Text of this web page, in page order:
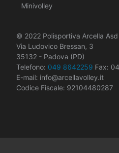
Minivolley
© 2022 Polisportiva Arcella
Via Ludovico Bressan, 3
35132 - Padova (PD)
Telefono: 049 8642259 Fax:
E-mail: info@arcellavolley.it
Codice Fiscale: 92104480287